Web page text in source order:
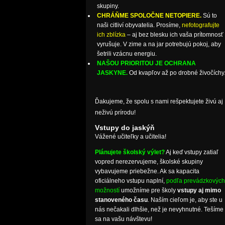
skupiny.
CHRÁŇME SPOLOČNE NETOPIERE.Sú to
naši citliví obyvatelia. Prosíme, nefotografujte
ich zblízka– aj bez blesku ich vaša prítomnosť
vyrušuje. V zime a na jar potrebujú pokoj, aby
šetrili vzácnu energiu.
NAŠOU PRIORITOU JE OCHRANA
JASKYNE. Od kvapľov až po drobné živočíchy.
Ďakujeme, že spolu s nami rešpektujete živú aj
neživú prírodu!
Vstupy do jaskýň
Vážené učiteľky a učitelia!
Plánujete školský výlet?Aj keď vstupy zatiaľ
vopred nerezervujeme, školské skupiny
vybavujeme priebežne. Ak sa kapacita
oficiálneho vstupu naplní, podľa prevádzkových
možnostíumožníme pre školy vstupy aj mimo
stanoveného času. Naším cieľom je, aby ste u
nás nečakali dlhšie, než je nevyhnutné. Tešíme
sa na vašu návštevu!